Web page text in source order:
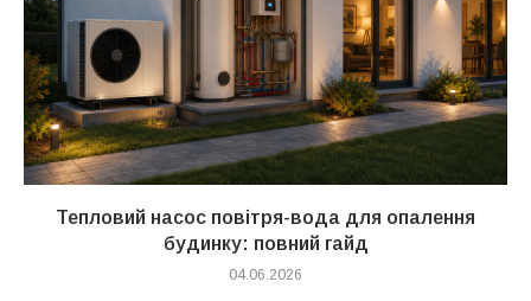
Тепловий насос повітря-вода для опалення
будинку: повний гайд
04.06.2026